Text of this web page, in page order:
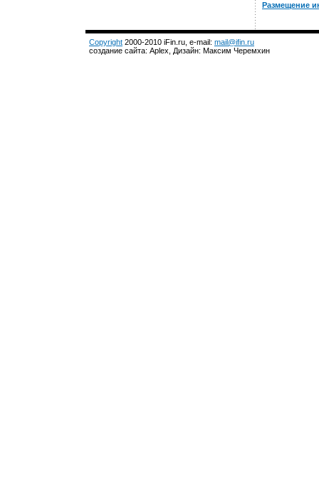
Размещение
Copyright 2000-2010 iFin.ru, e-mail: mail@ifin.ru
создание сайта: Aplex, Дизайн: Максим Черемхин